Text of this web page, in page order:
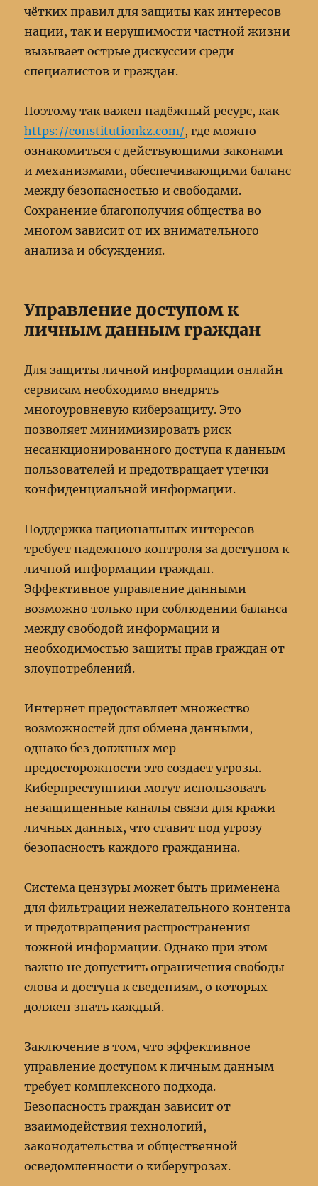
чётких правил для защиты как интересов
нации, так и нерушимости частной жизни
вызывает острые дискуссии среди
специалистов и граждан.
Поэтому так важен надёжный ресурс, как
https://constitutionkz.com/, где можно
ознакомиться с действующими законами
и механизмами, обеспечивающими баланс
между безопасностью и свободами.
Сохранение благополучия общества во
многом зависит от их внимательного
анализа и обсуждения.
Управление доступом к
личным данным граждан
Для защиты личной информации онлайн-
сервисам необходимо внедрять
многоуровневую киберзащиту. Это
позволяет минимизировать риск
несанкционированного доступа к данным
пользователей и предотвращает утечки
конфиденциальной информации.
Поддержка национальных интересов
требует надежного контроля за доступом к
личной информации граждан.
Эффективное управление данными
возможно только при соблюдении баланса
между свободой информации и
необходимостью защиты прав граждан от
злоупотреблений.
Интернет предоставляет множество
возможностей для обмена данными,
однако без должных мер
предосторожности это создает угрозы.
Киберпреступники могут использовать
незащищенные каналы связи для кражи
личных данных, что ставит под угрозу
безопасность каждого гражданина.
Система цензуры может быть применена
для фильтрации нежелательного контента
и предотвращения распространения
ложной информации. Однако при этом
важно не допустить ограничения свободы
слова и доступа к сведениям, о которых
должен знать каждый.
Заключение в том, что эффективное
управление доступом к личным данным
требует комплексного подхода.
Безопасность граждан зависит от
взаимодействия технологий,
законодательства и общественной
осведомленности о киберугрозах.